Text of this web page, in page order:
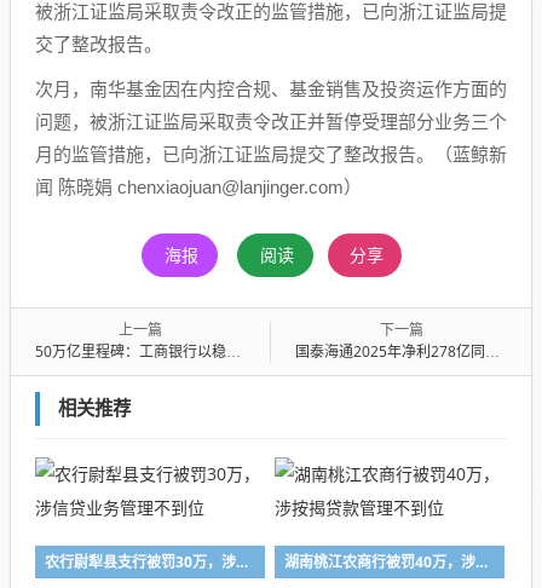
被浙江证监局采取责令改正的监管措施，已向浙江证监局提
交了整改报告。
次月，南华基金因在内控合规、基金销售及投资运作方面的
问题，被浙江证监局采取责令改正并暂停受理部分业务三个
月的监管措施，已向浙江证监局提交了整改报告。（蓝鲸新
闻 陈晓娟 chenxiaojuan@lanjinger.com）
海报 阅读 分享
上一篇
50万亿里程碑：工商银行以稳健之姿收官“十四五”，领航全球银行业
下一篇
国泰海通2025年净利278亿同比翻倍，吸收合并贡献显著，经纪业务“挑大梁”
相关推荐
农行尉犁县支行被罚30万，涉信贷业务管理不到位 湖南桃江农商行被罚40万，涉按揭贷款管理不到位